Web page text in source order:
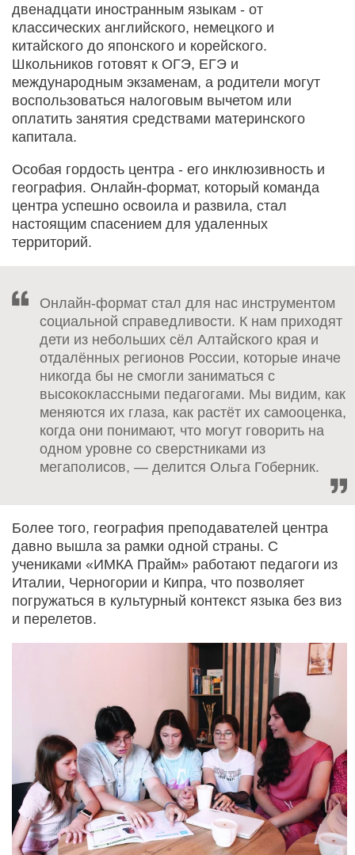
двенадцати иностранным языкам - от
классических английского, немецкого и
китайского до японского и корейского.
Школьников готовят к ОГЭ, ЕГЭ и
международным экзаменам, а родители могут
воспользоваться налоговым вычетом или
оплатить занятия средствами материнского
капитала.
Особая гордость центра - его инклюзивность и
география. Онлайн-формат, который команда
центра успешно освоила и развила, стал
настоящим спасением для удаленных
территорий.
Онлайн-формат стал для нас инструментом
социальной справедливости. К нам приходят
дети из небольших сёл Алтайского края и
отдалённых регионов России, которые иначе
никогда бы не смогли заниматься с
высококлассными педагогами. Мы видим, как
меняются их глаза, как растёт их самооценка,
когда они понимают, что могут говорить на
одном уровне со сверстниками из
мегаполисов, — делится Ольга Гоберник.
Более того, география преподавателей центра
давно вышла за рамки одной страны. С
учениками «ИМКА Прайм» работают педагоги из
Италии, Черногории и Кипра, что позволяет
погружаться в культурный контекст языка без виз
и перелетов.